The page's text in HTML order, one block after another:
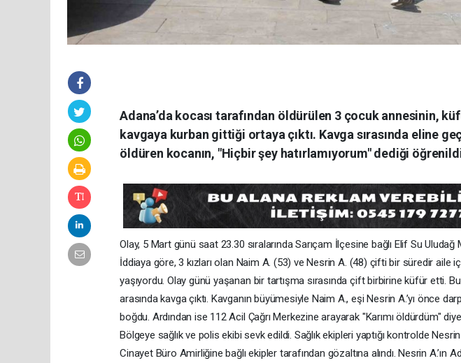
Adana’da kocası tarafından öldürülen 3 çocuk annesinin,
kavgaya kurban gittiği ortaya çıktı. Kavga sırasında eline
öldüren kocanın, "Hiçbir şey hatırlamıyorum" dediği
Olay, 5 Mart günü saat 23.30 sıralarında Sarıçam İlçesine bağlı Elif Su Uludağ
İddiaya göre, 3 kızları olan Naim A. (53) ve Nesrin A. (48) çifti bir süredir aile
yaşıyordu. Olay günü yaşanan bir tartışma sırasında çift birbirine küfür etti.
arasında kavga çıktı. Kavganın büyümesiyle Naim A., eşi Nesrin A.’yı önce
boğdu. Ardından ise 112 Acil Çağrı Merkezine arayarak "Karımı öldürdüm"
Bölgeye sağlık ve polis ekibi sevk edildi. Sağlık ekipleri yaptığı kontrolde
Cinayet Büro Amirliğine bağlı ekipler tarafından gözaltına alındı. Nesrin A.’ın